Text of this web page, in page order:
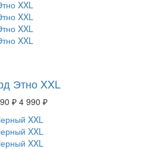
Этно XXL
₽ 4 990 ₽